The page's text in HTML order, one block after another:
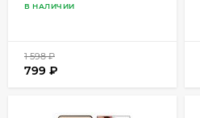
В НАЛИЧИИ
1 598₽
799 ₽